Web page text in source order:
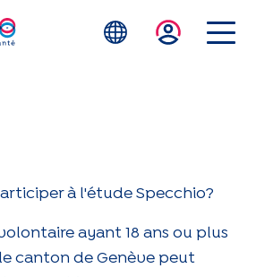
Skip to main content
à l'étude Specchio?
ayant 18 ans ou plus
canton de Genève peut